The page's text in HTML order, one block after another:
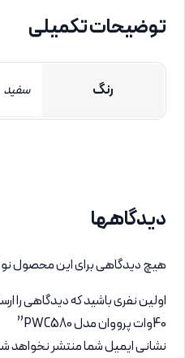
توضیحات تکمیلی
رنگ سفید
دیدگاهها
هیچ دیدگاهی برای این محصول
اولین نفری باشید که دیدگاهی را
40وات پرووان مدل PWC580”
نشانی ایمیل شما منتشر نخواهد